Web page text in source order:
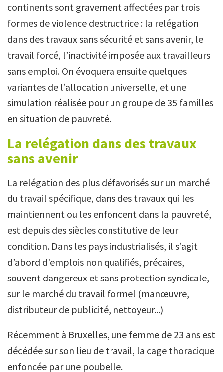
continents sont gravement affectées par trois
formes de violence destructrice : la relégation
dans des travaux sans sécurité et sans avenir, le
travail forcé, l’inactivité imposée aux travailleurs
sans emploi. On évoquera ensuite quelques
variantes de l’allocation universelle, et une
simulation réalisée pour un groupe de 35 familles
en situation de pauvreté.
La relégation dans des travaux
sans avenir
La relégation des plus défavorisés sur un marché
du travail spécifique, dans des travaux qui les
maintiennent ou les enfoncent dans la pauvreté,
est depuis des siècles constitutive de leur
condition. Dans les pays industrialisés, il s’agit
d’abord d'emplois non qualifiés, précaires,
souvent dangereux et sans protection syndicale,
sur le marché du travail formel (manœuvre,
distributeur de publicité, nettoyeur...)
Récemment à Bruxelles, une femme de 23 ans est
décédée sur son lieu de travail, la cage thoracique
enfoncée par une poubelle.